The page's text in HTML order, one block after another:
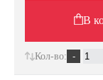
В
Кол-во: